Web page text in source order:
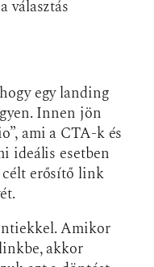
választás
egy landing
Innen jön
ami a CTA-k és
ideális esetben
célt erősítő link
Amikor
akkor